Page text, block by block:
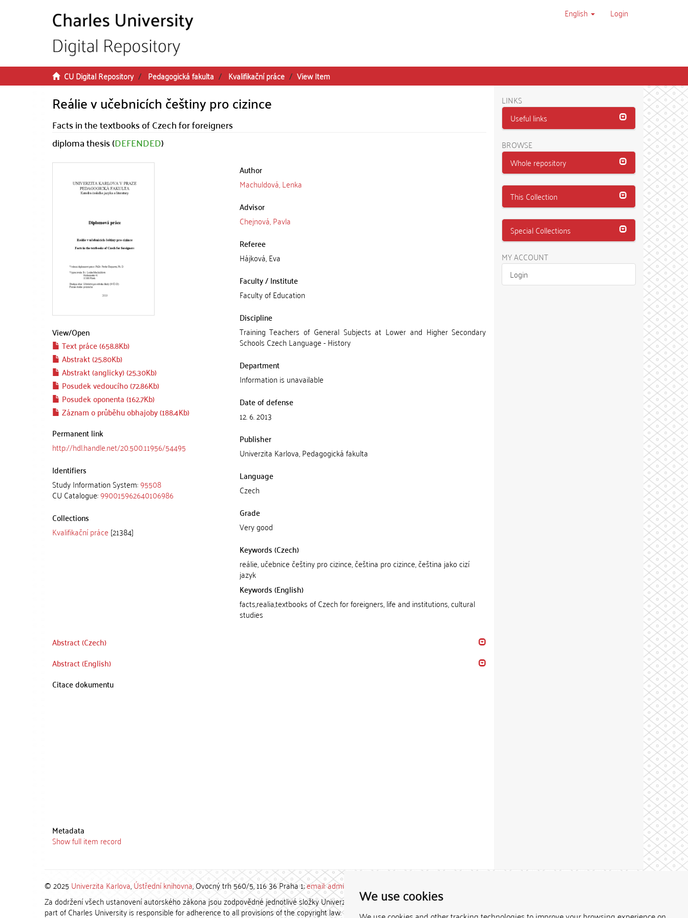
We use cookies
English Login
CU Digital Repository Pedagogická fakulta Kvalifikační práce View Item
Reálie v učebnicích češtiny pro cizince
Facts in the textbooks of Czech for foreigners
diploma thesis (DEFENDED)
View/Open
Text práce (658.8Kb)
Abstrakt (25.80Kb)
Abstrakt (anglicky) (25.30Kb)
Posudek vedoucího (72.86Kb)
Posudek oponenta (162.7Kb)
Záznam o průběhu obhajoby (188.4Kb)
Permanent link
http://hdl.handle.net/20.500.11956/54495
Identifiers
Study Information System:95508
CU Catalogue:990015962640106986
Collections
Kvalifikační práce [21384]
Author
Machuldová, Lenka
Advisor
Chejnová, Pavla
Referee
Hájková, Eva
Faculty / Institute
Faculty of Education
Discipline
Training Teachers of General Subjects at Lower and Higher Secondary
Schools Czech Language - History
Department
Information is unavailable
Date of defense
12. 6. 2013
Publisher
Univerzita Karlova, Pedagogická fakulta
Language
Czech
Grade
Very good
Keywords (Czech)
reálie, učebnice češtiny pro cizince, čeština pro cizince, čeština jako cizí
jazyk
Keywords (English)
facts,realia,textbooks of Czech for foreigners, life and institutions, cultural
studies
Abstract (Czech)
Abstract (English)
Citace dokumentu
Metadata
Show full item record
LINKS
Useful links
BROWSE
Whole repository
This Collection
Special Collections
MY ACCOUNT
Login
© 2025 Univerzita Karlova,Ústřední knihovna, Ovocný trh 560/5, 116 36 Praha 1;email: admin-repozitar [at] cuni.cz
Za dodržení všech ustanovení autorského zákona jsou zodpovědné jednotlivé složky Univerzity Karlovy. / Each constituent
part of Charles University is responsible for adherence to all provisions of the copyright law.